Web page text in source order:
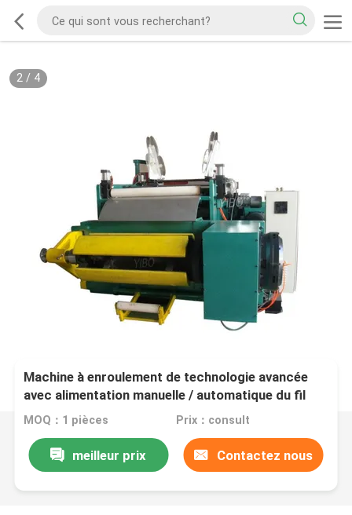
2/ 4
Machine à enroulement de technologie avancée
avec alimentation manuelle / automatique du fil
MOQ：1 pièces Prix：consult
meilleur prix Contactez nous